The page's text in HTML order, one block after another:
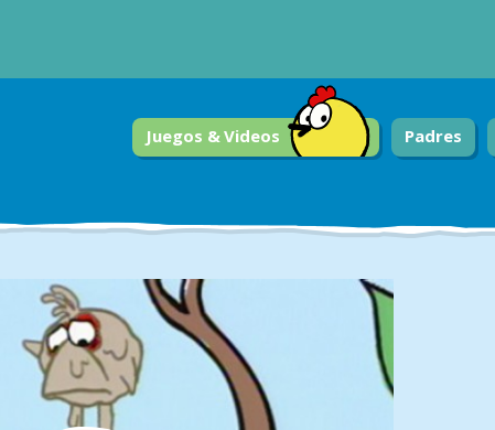
Juegos & Videos Padres